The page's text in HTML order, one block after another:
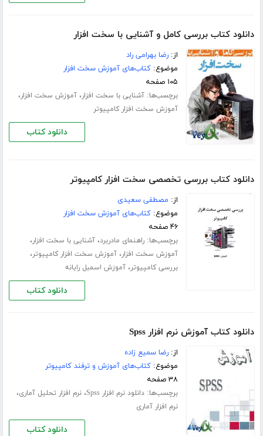
دانلود کتاب بررسی کامل و آشنایی با سخت افزار
از:رضا بهرامی راد
موضوع:کتاب‌های آموزش سخت افزار
۱۰۵ صفحه
برچسب‌ها:آشنایی با سخت افزار،آموزش سخت افزار،
آموزش سخت افزار کامپیوتر
دانلود کتاب
دانلود کتاب بررسی تخصصی سخت افزار کامپیوتر
از: مصطفی سعیدی
موضوع:کتاب‌های آموزش سخت افزار
۴۶ صفحه
برچسب‌ها:راهنمای مادربرد،آشنایی با سخت افزار،
آموزش سخت افزار،آموزش سخت افزار کامپیوتر،
بررسی کامپیوتر،آموزش اسمبل رایانه
دانلود کتاب
دانلود کتاب آموزش نرم افزار Spss
از:رضا سمیع زاده
موضوع:کتاب‌های آموزش و ترفند کامپیوتر
۳۸ صفحه
برچسب‌ها:دانلود نرم افزار Spss ،نرم افزار تحلیل آماری،
نرم افزار آماری
دانلود کتاب